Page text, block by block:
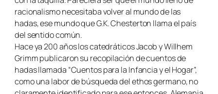
racionalismo necesitaba volver al mundo de las
hadas, ese mundo que G.K. Chesterton llama el país
del sentido común.
Hace ya 200 años los catedráticos Jacob y Willhem
Grimm publicaron su recopilación de cuentos de
hadas llamada “Cuentos para la Infancia y el Hogar”,
como una labor de búsqueda del ethos germano, no